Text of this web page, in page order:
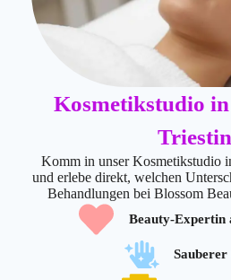
Kosmetikstudio in
Komm in unser Kosmetikstudio
und erlebe direkt, welchen
Behandlungen bei Blossom
Beauty-Expertin
Sauberer